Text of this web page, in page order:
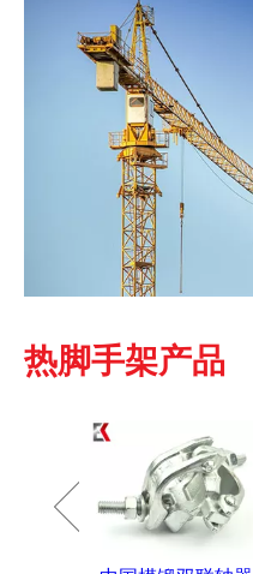
热脚手架产品